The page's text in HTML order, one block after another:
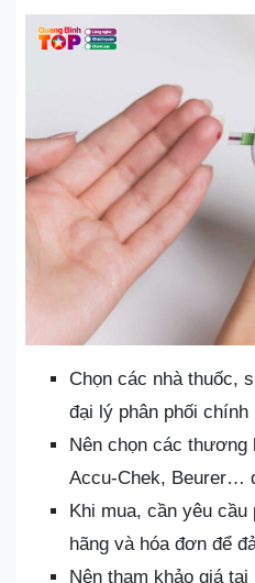
Chọn các nhà thuốc,
đại lý phân phối chính
Nên chọn các thương
Accu-Chek, Beurer…
Khi mua, cần yêu cầu
hãng và hóa đơn để
Nên tham khảo giá